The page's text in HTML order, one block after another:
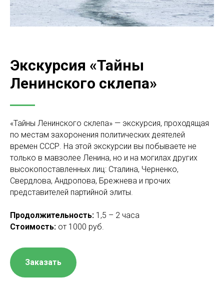
Экскурсия «Тайны
Ленинского склепа»
«Тайны Ленинского склепа» — экскурсия, проходящая
по местам захоронения политических деятелей
времен СССР. На этой экскурсии вы побываете не
только в мавзолее Ленина, но и на могилах других
высокопоставленных лиц: Сталина, Черненко,
Свердлова, Андропова, Брежнева и прочих
представителей партийной элиты.
Продолжительность: 1,5 – 2 часа
Стоимость: от 1000 руб.
Заказать